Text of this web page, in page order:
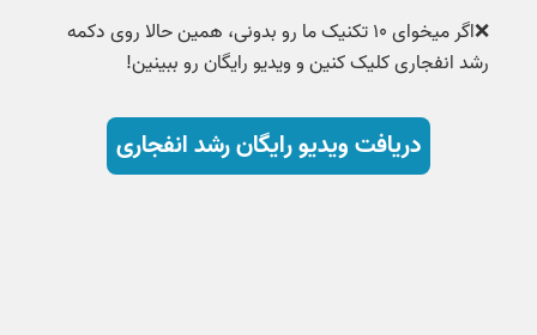
❌اگر میخوای ۱۰ تکنیک ما رو بدونی، همین حالا روی دکمه
رشد انفجاری کلیک کنین و ویدیو رایگان رو ببینین!
دریافت ویدیو رایگان رشد انفجاری